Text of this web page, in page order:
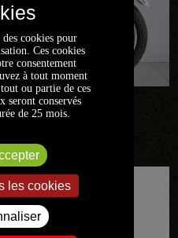
cookies pour
Ces cookies
consentement
à tout moment
ou partie de ces
seront conservés
de 25 mois.
les cookies